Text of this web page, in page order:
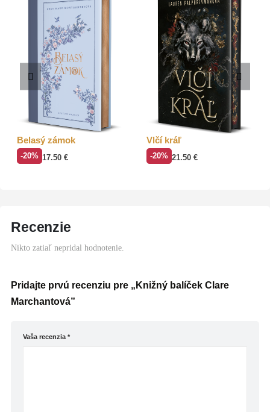
Belasý zámok
-20% 17.50 €
Vlčí kráľ
-20% 21.50€
Recenzie
Nikto zatiaľ nepridal hodnotenie.
Pridajte prvú recenziu pre „Knižný balíček Clare
Marchantová”
Vaša recenzia*